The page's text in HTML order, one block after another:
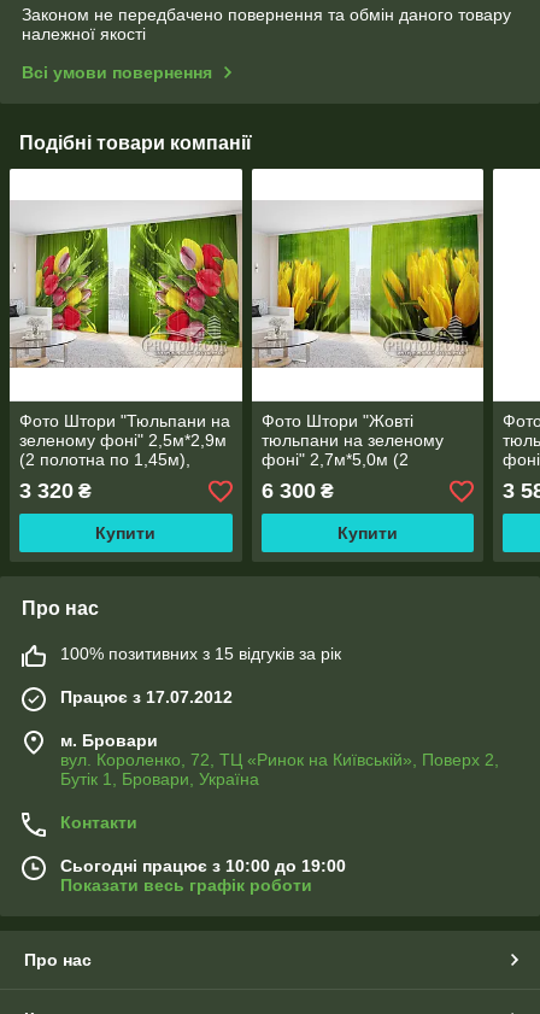
Законом не передбачено повернення та обмін даного товару
належної якості
Всі умови повернення
Подібні товари компанії
Фото Штори "Тюльпани на
зеленому фоні" 2,5м*2,9м
(2 полотна по 1,45м),
3 320 ₴
Купити
Фото Штори "Жовті
тюльпани на зеленому
фоні" 2,7м*5,0м (2
полотна по 2,5м), тасьма
6 300₴
Купити
3
Про нас
100% позитивних з 15 відгуків за рік
Працює з 17.07.2012
м. Бровари
вул. Короленко, 72, ТЦ «Ринок на Київській», Поверх 2,
Бутік 1, Бровари, Україна
Контакти
Сьогодні працює з 10:00 до 19:00
Показати весь графік роботи
Про нас